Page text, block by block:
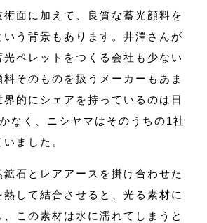
術面に加えて、良質な蓄光顔料を
う背景もあります。井澤さんが
ペレットをつくる会社も少ない
そのものを扱うメーカーもあま
界的にシェアを持っているのは日
なく、ニシヤマはそのうちの1社
ました。
石とレアアースを掛け合わせた
熱して結合させると、光る素材に
この素材は水に濡れてしまうと